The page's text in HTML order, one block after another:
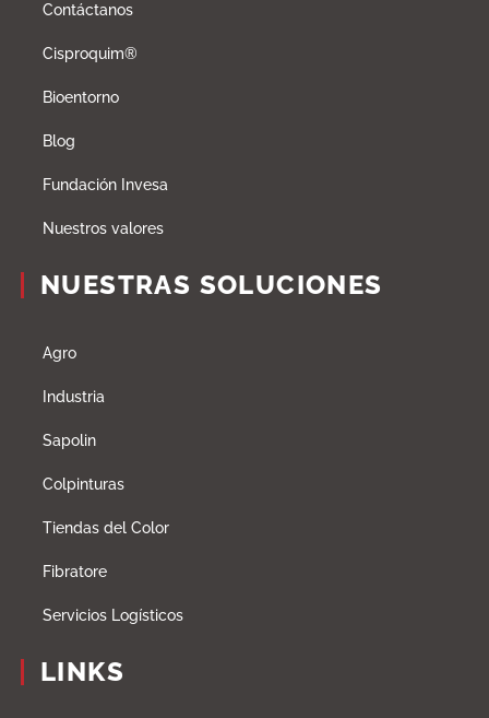
Contáctanos
Cisproquim®
Bioentorno
Blog
Fundación Invesa
Nuestros valores
NUESTRAS SOLUCIONES
Agro
Industria
Sapolin
Colpinturas
Tiendas del Color
Fibratore
Servicios Logísticos
LINKS